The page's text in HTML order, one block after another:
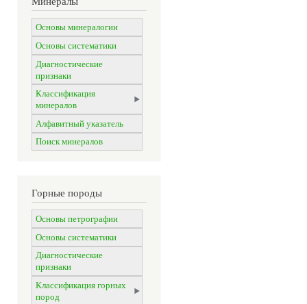
Основы минералогии
Основы систематики
Диагностические
признаки
Классификация
минералов
Алфавитный указатель
Поиск минералов
Горные породы
Основы петрографии
Основы систематики
Диагностические
признаки
Классификация горных
пород